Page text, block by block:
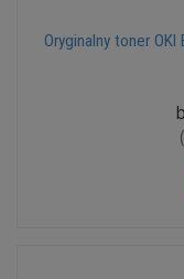
Oryginalny toner